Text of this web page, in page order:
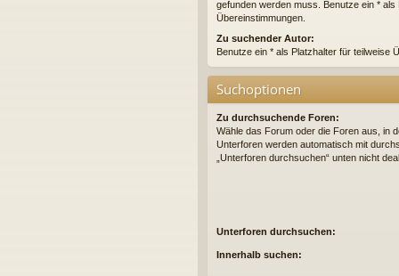
gefunden werden muss. Benutze ein * als
Übereinstimmungen.
Zu suchender Autor:
Benutze ein * als Platzhalter für teilweise
Suchoptionen
Zu durchsuchende Foren:
Wähle das Forum oder die Foren aus, in
Unterforen werden automatisch mit
„Unterforen durchsuchen“ unten nicht
Unterforen durchsuchen:
Innerhalb suchen: